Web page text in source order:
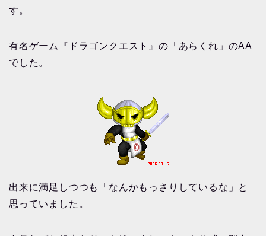
す。
有名ゲーム『ドラゴンクエスト』の「あらくれ」のAA
でした。
出来に満足しつつも「なんかもっさりしているな」と
思っていました。